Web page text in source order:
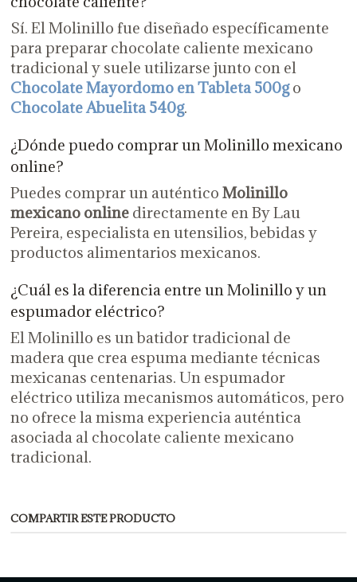
Sí. El Molinillo fue diseñado específicamente
para preparar chocolate caliente mexicano
tradicional y suele utilizarse junto con el
Chocolate Mayordomo en Tableta 500go
Chocolate Abuelita 540g.
¿Dónde puedo comprar un Molinillo mexicano
online?
Puedes comprar un auténtico Molinillo
mexicano onlinedirectamente en By Lau
Pereira, especialista en utensilios, bebidas y
productos alimentarios mexicanos.
¿Cuál es la diferencia entre un Molinillo y un
espumador eléctrico?
El Molinillo es un batidor tradicional de
madera que crea espuma mediante técnicas
mexicanas centenarias. Un espumador
eléctrico utiliza mecanismos automáticos, pero
no ofrece la misma experiencia auténtica
asociada al chocolate caliente mexicano
tradicional.
COMPARTIR ESTE PRODUCTO